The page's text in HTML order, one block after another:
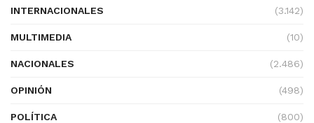
INTERNACIONALES (3.142)
MULTIMEDIA (10)
NACIONALES (2.486)
OPINIÓN (498)
POLÍTICA (800)